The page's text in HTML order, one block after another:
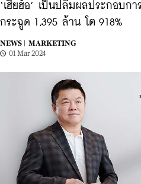
‘เฮียฮ้อ’ เป็นปลื้มผลประกอบกา
กระฉูด 1,395 ล้าน โต 918%
NEWS |
MARKETING
01 Mar 2024